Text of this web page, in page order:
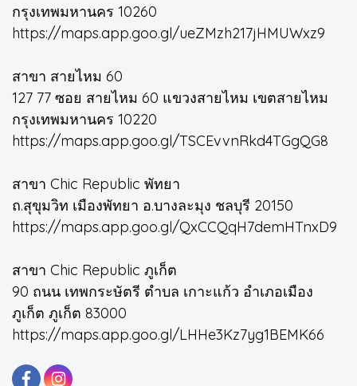
กรุงเทพมหานคร 10260
https://maps.app.goo.gl/ueZMzh217jHMUWxz9
สาขา สายไหม 60
127 77 ซอย สายไหม 60 แขวงสายไหม เขตสายไหม
กรุงเทพมหานคร 10220
https://maps.app.goo.gl/TSCEvvnRkd4TGgQG8
สาขา Chic Republic พัทยา
ถ.สุขุมวิท เมืองพัทยา อ.บางละมุง ชลบุรี 20150
https://maps.app.goo.gl/QxCCQqH7demHTnxD9
สาขา Chic Republic ภูเก็ต
90 ถนน เทพกระษัตรี ตำบล เกาะแก้ว อำเภอเมือง
ภูเก็ต ภูเก็ต 83000
https://maps.app.goo.gl/LHHe3Kz7yg1BEMK66